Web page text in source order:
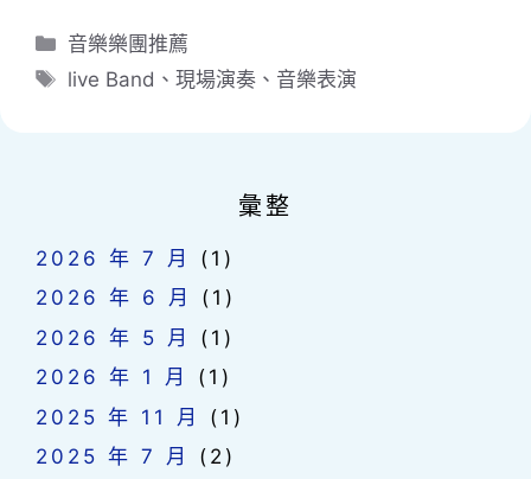
分
類
音樂樂團推薦
標
live Band 、現場演奏 、 音樂表演
彙整
2026 年 7 月
(1)
2026 年 6 月
(1)
2026 年 5 月
(1)
2026 年 1 月
(1)
2025 年 11 月
(1)
2025 年 7 月
(2)